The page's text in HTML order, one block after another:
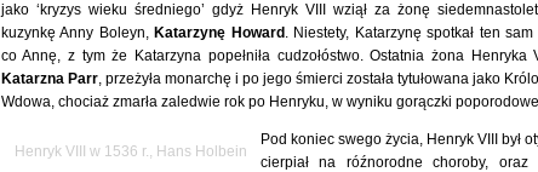
jako ‘kryzys wieku średniego’ gdyż Henryk VIII wziął za żonę
kuzynkę Anny Boleyn, Katarzynę Howard . Niestety, Katarzynę spotkał ten sam
co Annę, z tym że Katarzyna popełniła cudzołóstwo. Ostatnia żona Henryka
Katarzna Parr, przeżyła monarchę i po jego śmierci została tytułowana jako
Wdowa, chociaż zmarła zaledwie rok po Henryku, w wyniku gorączki
Henryk VIII w 1536 r., Hans Holbein
Pod koniec swego życia, Henryk VIII był
cierpiał na róźnorodne choroby, oraz